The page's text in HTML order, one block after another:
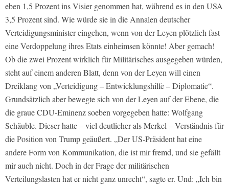
eben 1,5 Prozent ins Visier genommen hat, während es in den USA
3,5 Prozent sind. Wie würde sie in die Annalen deutscher
Verteidigungsminister eingehen, wenn von der Leyen plötzlich fast
eine Verdoppelung ihres Etats einheimsen könnte! Aber gemach!
Ob die zwei Prozent wirklich für Militärisches ausgegeben würden,
steht auf einem anderen Blatt, denn von der Leyen will einen
Dreiklang von „Verteidigung – Entwicklungshilfe – Diplomatie“.
Grundsätzlich aber bewegte sich von der Leyen auf der Ebene, die
die graue CDU-Eminenz soeben vorgegeben hatte: Wolfgang
Schäuble. Dieser hatte – viel deutlicher als Merkel – Verständnis für
die Position von Trump geäußert. „Der US-Präsident hat eine
andere Form von Kommunikation, die ist mir fremd, und sie gefällt
mir auch nicht. Doch in der Frage der militärischen
Verteilungslasten hat er nicht ganz unrecht“, sagte er. Und: „Ich bin